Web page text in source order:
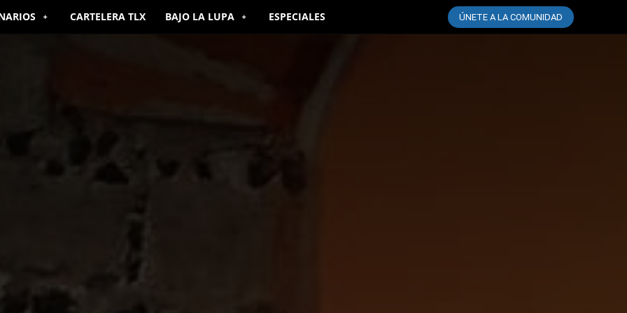
CARTELERA TLX BAJO LA LUPA ESPECIALES ÚNETE A LA COMUNIDAD